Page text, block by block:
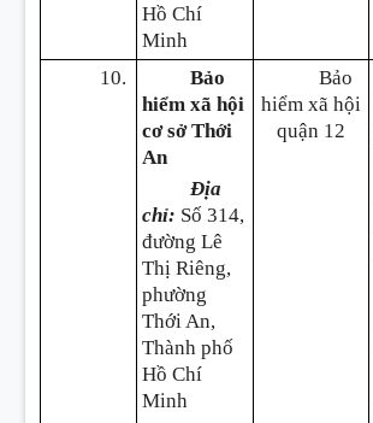
Hồ Chí
Minh
10.
Bảo
hiểm xã hội
cơ sở Thới
An
Địa
chỉ: Số 314,
đường Lê
Thị Riêng,
phường
Thới An,
Thành phố
Hồ Chí
Minh
Bảo
hiểm xã hội
quận 12